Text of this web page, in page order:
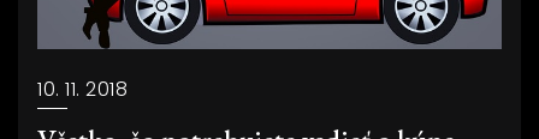
10. 11. 2018